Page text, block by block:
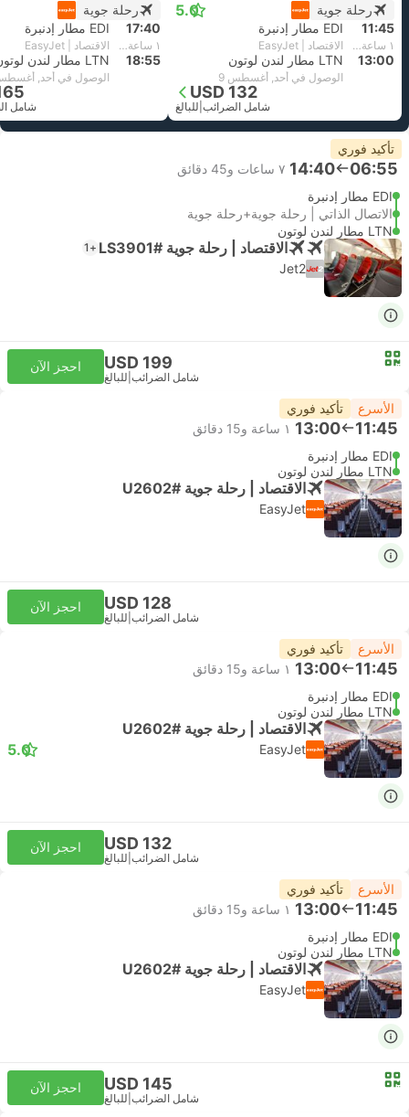
رحلة جوية
5.0
11:45 EDI مطار إدنبرة
١ ساعة و‫15 دقائق الاقتصاد | EasyJet
13:00 LTN مطار لندن لوتون
الوصول في أحد, أغسطس 9
USD 132
شامل الضرائب للبالغ
رحلة جوية
17:40
EDI مطار إدنبرة
١ ساعة و‫15 دقائق الاقتصاد | EasyJet
18:55 LTN مطار لندن لوتون
الوصول في أحد,
شامل
تأكيد فوري
06:55
14:40 ٧ ساعات و‫45 دقائق
EDI مطار إدنبرة
الاتصال الذاتي | رحلة جوية+رحلة جوية
LTN مطار لندن لوتون
الاقتصاد | رحلة جوية #LS3901 +1
Jet2
USD 199
شامل الضرائب للبالغ
احجز الآن
الأسرع تأكيد فوري
11:45
13:00 ١ ساعة و‫15 دقائق
EDI مطار إدنبرة
LTN مطار لندن لوتون
الاقتصاد | رحلة جوية #U2602
EasyJet
USD 128
شامل الضرائب للبالغ
احجز الآن
الأسرع تأكيد فوري
11:45
13:00 ١ ساعة و‫15 دقائق
EDI مطار إدنبرة
LTN مطار لندن لوتون
الاقتصاد | رحلة جوية #U2602
EasyJet
5.0
USD 132
شامل الضرائب للبالغ
احجز الآن
الأسرع تأكيد فوري
11:45
13:00 ١ ساعة و‫15 دقائق
EDI مطار إدنبرة
LTN مطار لندن لوتون
الاقتصاد | رحلة جوية #U2602
EasyJet
USD 145
شامل الضرائب للبالغ
احجز الآن